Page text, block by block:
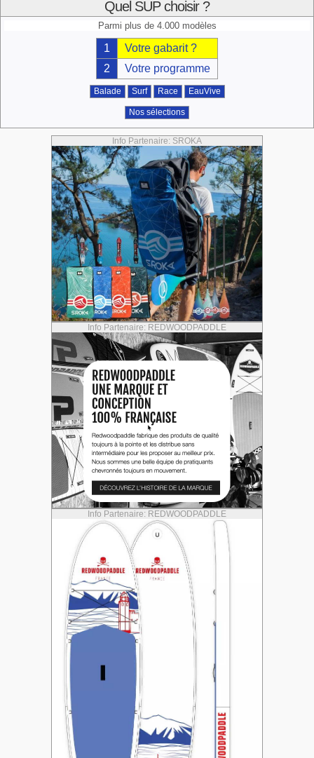
Quel SUP choisir ?
Parmi plus de 4.000 modèles
1
Votre gabarit ?
2
Votre programme
Balade Surf Race EauVive
Nos sélections
Info Partenaire: SROKA
Info Partenaire: REDWOODPADDLE
Info Partenaire: REDWOODPADDLE